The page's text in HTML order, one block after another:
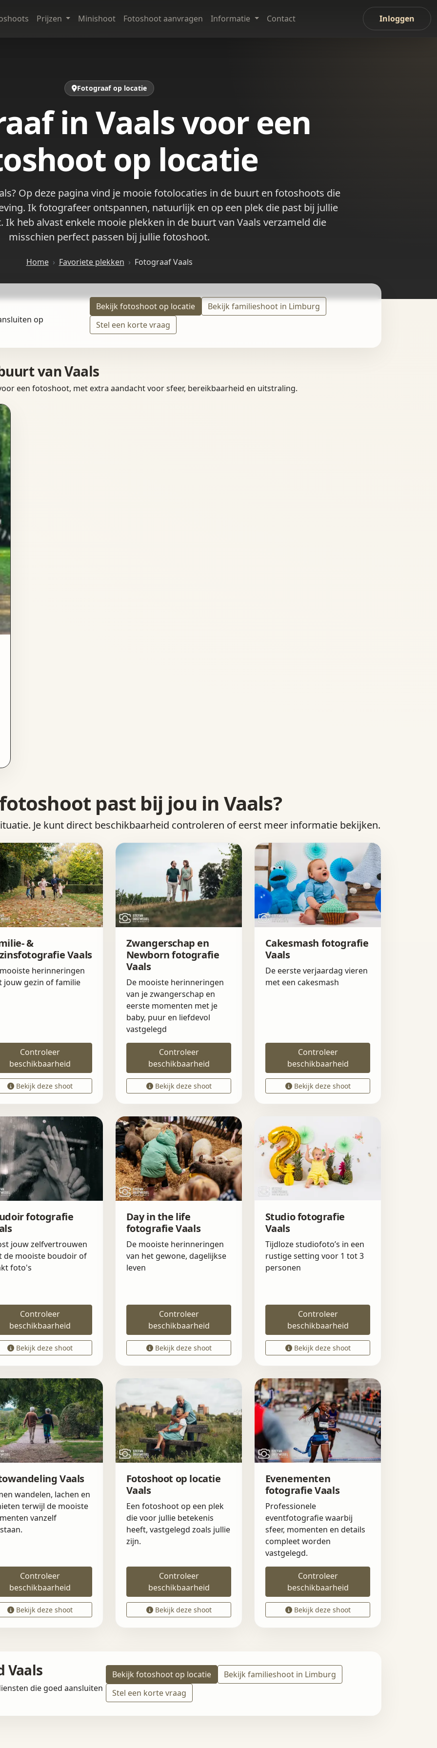
Prijzen Minishoot Fotoshoot aanvragen Informatie Contact Inloggen
Fotograaf op locatie
in Vaals voor een
op locatie
Op deze pagina vind je mooie fotolocaties in de buurt en fotoshoots die
Ik fotografeer ontspannen, natuurlijk en op een plek die past bij jullie
heb alvast enkele mooie plekken in de buurt van Vaals verzameld die
misschien perfect passen bij jullie fotoshoot.
Home Favoriete plekken Fotograaf Vaals
op
Bekijk fotoshoot op locatie
Bekijk familieshoot in Limburg
Stel een korte vraag
van Vaals
een fotoshoot, met extra aandacht voor sfeer, bereikbaarheid en uitstraling.
past bij jou in Vaals?
Je kunt direct beschikbaarheid controleren of eerst meer informatie bekijken.
&
Vaals
herinneringen
jouw gezin of familie
Controleer
beschikbaarheid
Bekijk deze shoot
Zwangerschap en
Newborn fotografie
Vaals
De mooiste herinneringen
van je zwangerschap en
eerste momenten met je
baby, puur en liefdevol
vastgelegd
Controleer
beschikbaarheid
Bekijk deze shoot
Cakesmash fotografie
Vaals
De eerste verjaardag vieren
met een cakesmash
Controleer
beschikbaarheid
Bekijk deze shoot
fotografie
jouw zelfvertrouwen
de mooiste boudoir of
foto's
Controleer
beschikbaarheid
Bekijk deze shoot
Day in the life
fotografie Vaals
De mooiste herinneringen
van het gewone, dagelijkse
leven
Controleer
beschikbaarheid
Bekijk deze shoot
Studio fotografie
Vaals
Tijdloze studiofoto’s in een
rustige setting voor 1 tot 3
personen
Controleer
beschikbaarheid
Bekijk deze shoot
Vaals
wandelen, lachen en
terwijl de mooiste
vanzelf
Controleer
beschikbaarheid
Bekijk deze shoot
Fotoshoot op locatie
Vaals
Een fotoshoot op een plek
die voor jullie betekenis
heeft, vastgelegd zoals jullie
zijn.
Controleer
beschikbaarheid
Bekijk deze shoot
Evenementen
fotografie Vaals
Professionele
eventfotografie waarbij
sfeer, momenten en details
compleet worden
vastgelegd.
Controleer
beschikbaarheid
Bekijk deze shoot
Vaals
die goed aansluiten
Bekijk fotoshoot op locatie
Bekijk familieshoot in Limburg
Stel een korte vraag